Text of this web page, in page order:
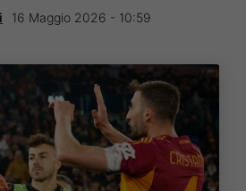
16 Maggio 2026 - 10:59